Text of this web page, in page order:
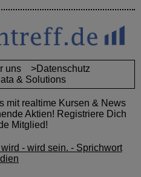
uns
>Datenschutz
& Solutions
mit realtime Kursen & News
Aktien! Registriere Dich
Mitglied!
- wird sein. - Sprichwort